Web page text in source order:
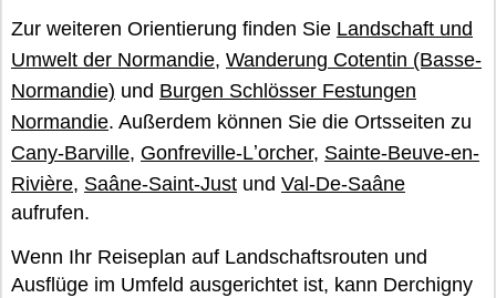
Zur weiteren Orientierung finden Sie Landschaft und
Umwelt der Normandie, Wanderung Cotentin (Basse-
Normandie) und Burgen Schlösser Festungen
Normandie. Außerdem können Sie die Ortsseiten zu
Cany-Barville, Gonfreville-Lʼorcher, Sainte-Beuve-en-
Rivière, Saâne-Saint-Just und Val-De-Saâne
aufrufen.
Wenn Ihr Reiseplan auf Landschaftsrouten und
Ausflüge im Umfeld ausgerichtet ist, kann Derchigny